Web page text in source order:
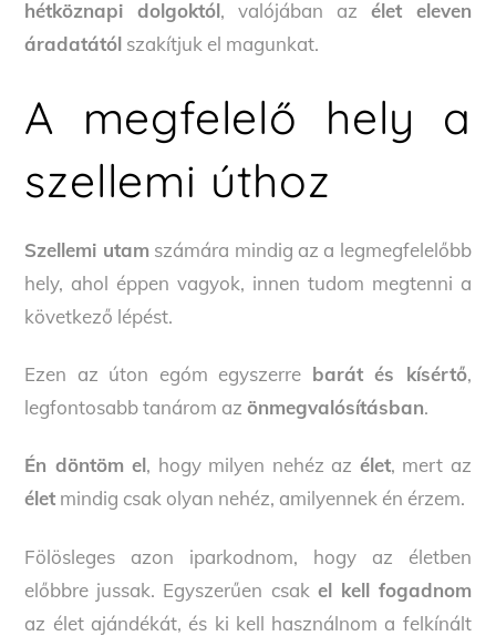
hétköznapi dolgoktól, valójában az élet eleven
áradatától szakítjuk el magunkat.
A megfelelő hely a
szellemi úthoz
Szellemi utam számára mindig az a legmegfelelőbb
hely, ahol éppen vagyok, innen tudom megtenni a
következő lépést.
Ezen az úton egóm egyszerre barát és kísértő,
legfontosabb tanárom azönmegvalósításban.
Én döntöm el, hogy milyen nehéz az élet, mert az
élet mindig csak olyan nehéz, amilyennek én érzem.
Fölösleges azon iparkodnom, hogy az életben
előbbre jussak. Egyszerűen csak el kell fogadnom
az élet ajándékát, és ki kell használnom a felkínált